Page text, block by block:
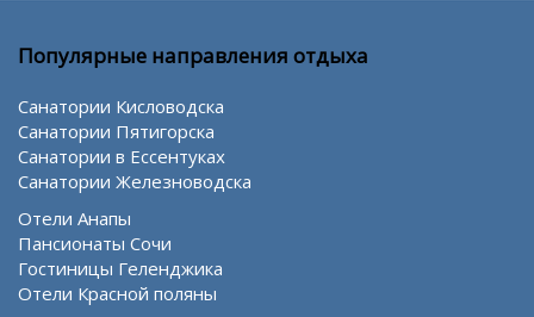
Популярные направления отдыха
Санатории Кисловодска
Санатории Пятигорска
Санатории в Ессентуках
Санатории Железноводска
Отели Анапы
Пансионаты Сочи
Гостиницы Геленджика
Отели Красной поляны